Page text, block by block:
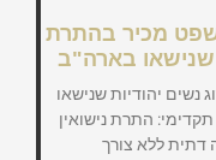
– בית המשפט מכיר בהתרת
שנישאו בארה"ב
נשים יהודיות שנישאו
12-24 – פסק דין תקדימי: התרת נישואין
דתית ללא צורך